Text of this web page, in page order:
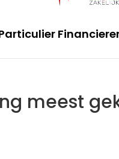
meest